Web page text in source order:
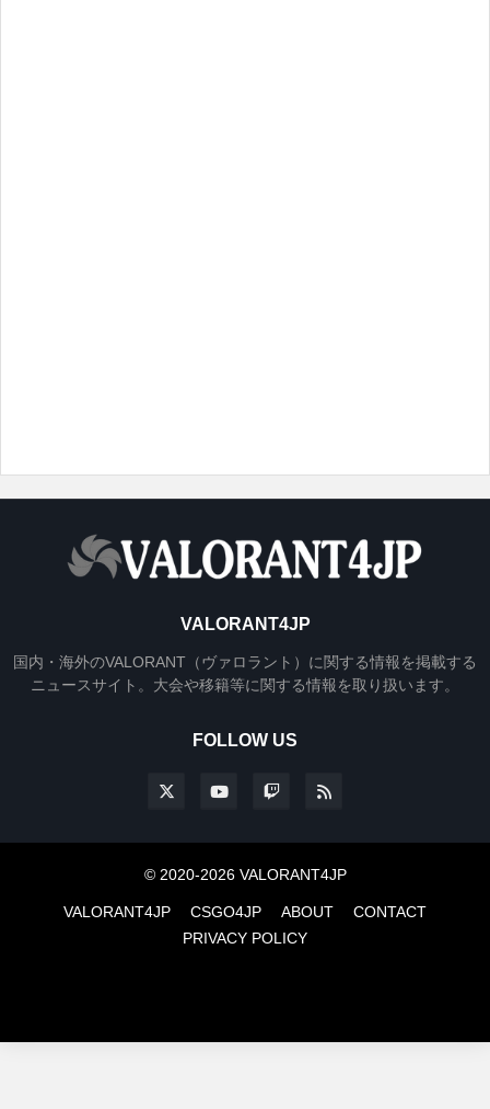
VALORANT4JP
国内・海外のVALORANT（ヴァロラント）に関する情報を掲載する
ニュースサイト。大会や移籍等に関する情報を取り扱います。
FOLLOW US
© 2020-2026 VALORANT4JP
VALORANT4JP CSGO4JP ABOUT
CONTACT
PRIVACY POLICY